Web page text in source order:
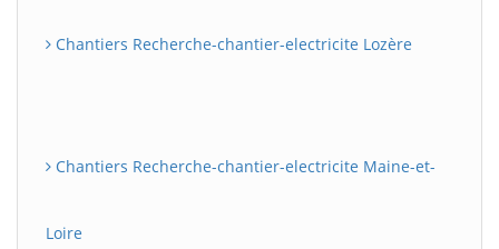
Chantiers Recherche-chantier-electricite Lozère
Chantiers Recherche-chantier-electricite Maine-et-
Loire